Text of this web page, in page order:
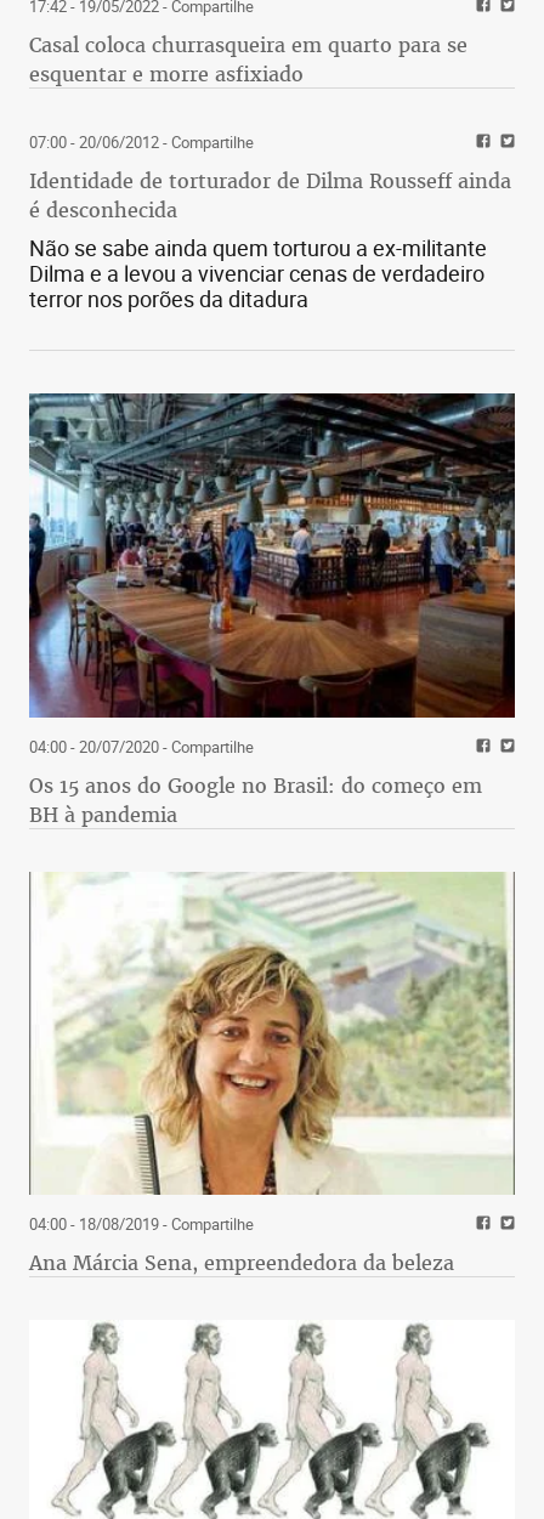
17:42 - 19/05/2022- Compartilhe
Casal coloca churrasqueira em quarto para se
esquentar e morre asfixiado
07:00 - 20/06/2012- Compartilhe
Identidade de torturador de Dilma Rousseff ainda
é desconhecida
Não se sabe ainda quem torturou a ex-militante
Dilma e a levou a vivenciar cenas de verdadeiro
terror nos porões da ditadura
04:00 - 20/07/2020- Compartilhe
Os 15 anos do Google no Brasil: do começo em
BH à pandemia
04:00 - 18/08/2019- Compartilhe
Ana Márcia Sena, empreendedora da beleza